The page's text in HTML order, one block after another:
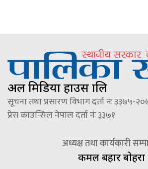
अल मिडिया हाउस प्रालि
सूचना तथा प्रसारण विभाग दर्ता नंः ३३७५-
प्रेस काउन्सिल नेपाल दर्ता नंः ३३७१
अध्यक्ष तथा कार्यकारी
कमल बहादुर बोहरा